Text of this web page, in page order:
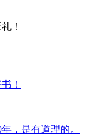
！
！
，是有道理的。